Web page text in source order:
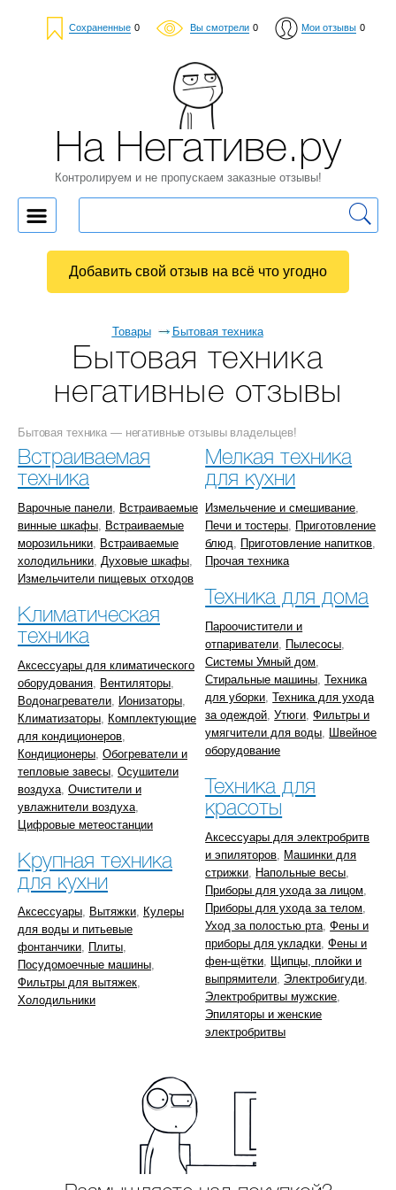
Сохраненные 0 Вы смотрели 0 Мои отзывы 0
Товары Бытовая техника
Бытовая техника
негативные отзывы
Бытовая техника — негативные отзывы владельцев!
Встраиваемая
техника
Варочные панели, Встраиваемые
винные шкафы, Встраиваемые
морозильники, Встраиваемые
холодильники, Духовые шкафы,
Измельчители пищевых отходов
Климатическая
техника
Аксессуары для климатического
оборудования, Вентиляторы,
Водонагреватели, Ионизаторы,
Климатизаторы, Комплектующие
для кондиционеров,
Кондиционеры, Обогреватели и
тепловые завесы, Осушители
воздуха, Очистители и
увлажнители воздуха,
Цифровые метеостанции
Крупная техника
для кухни
Аксессуары, Вытяжки, Кулеры
для воды и питьевые
фонтанчики, Плиты,
Посудомоечные машины,
Фильтры для вытяжек,
Холодильники
Мелкая техника
для кухни
Измельчение и смешивание,
Печи и тостеры, Приготовление
блюд, Приготовление напитков,
Прочая техника
Техника для дома
Пароочистители и
отпариватели, Пылесосы,
Системы Умный дом,
Стиральные машины,Техника
для уборки,Техника для ухода
за одеждой,Утюги,Фильтры и
умягчители для воды, Швейное
оборудование
Техника для
красоты
Аксессуары для электробритв
и эпиляторов, Машинки для
стрижки, Напольные весы,
Приборы для ухода за лицом,
Приборы для ухода за телом,
Уход за полостью рта,Фены и
приборы для укладки,Фены и
фен-щётки, Щипцы, плойки и
выпрямители, Электробигуди,
Электробритвы мужские,
Эпиляторы и женские
электробритвы
На Негативе.ру
Контролируем и не пропускаем заказные отзывы!
Добавить свой отзыв на всё что угодно